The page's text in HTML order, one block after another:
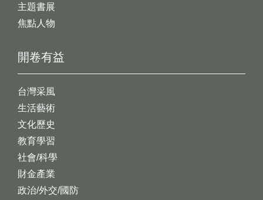
開卷有益
台灣采風
生活藝術
文化歷史
教育學習
社會/科學
財金產業
政治/外交/國防
主題書展
焦點人物